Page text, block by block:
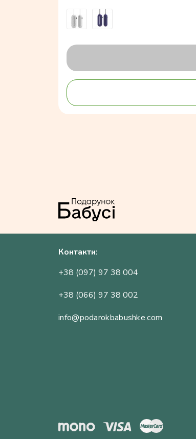
Контакти:
+38 (097) 97 38 004
+38 (066) 97 38 002
info@podarokbabushke.com